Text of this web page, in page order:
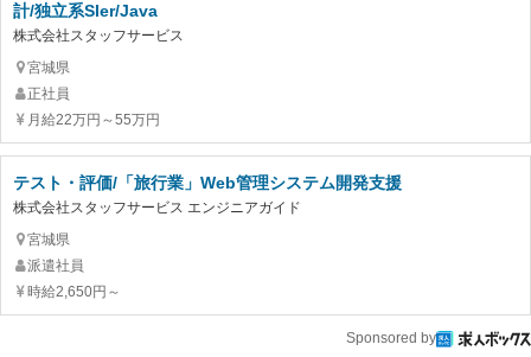
計/独立系SIer/Java
株式会社スタッフサービス
宮城県
正社員
月給22万円～55万円
テスト・評価/「旅行業」Web管理システム開発支援
株式会社スタッフサービス エンジニアガイド
宮城県
派遣社員
時給2,650円～
Sponsored by